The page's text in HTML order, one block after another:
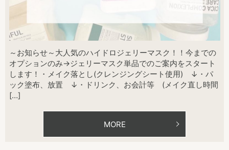
～お知らせ～大人気のハイドロジェリーマスク！！今までの
オプションのみ→ジェリーマスク単品でのご案内をスタート
します！・メイク落とし(クレンジングシート使用) ↓・パ
ック塗布、放置 ↓・ドリンク、お会計等 (メイク直し時間
[…]
MORE